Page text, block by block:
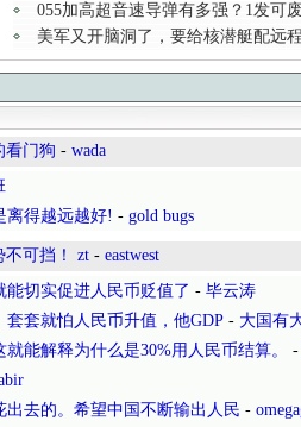
055加高超音速导弹有多强？1发可
美军又开脑洞了，要给核潜艇配远
看门狗 - wada
离得越远越好! - gold bugs
不可挡！ zt - eastwest
切实促进人民币贬值了 - 毕云涛
套就怕人民币升值，他GDP - 大国有
能解释为什么是30%用人民币结算。
-
去的。希望中国不断输出人民 -